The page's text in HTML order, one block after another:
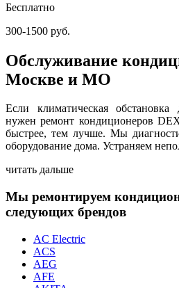
Бесплатно
300-1500 руб.
Обслуживание
Москве и МО
Если климатическая
нужен ремонт кондиционеров
быстрее, тем лучше. Мы
оборудование дома. Устраняем
читать дальше
Мы ремонтируем
следующих брендов
AC Electric
ACS
AEG
AFE